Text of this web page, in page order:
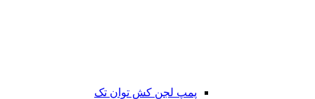
پمپ لجن کش توان تک